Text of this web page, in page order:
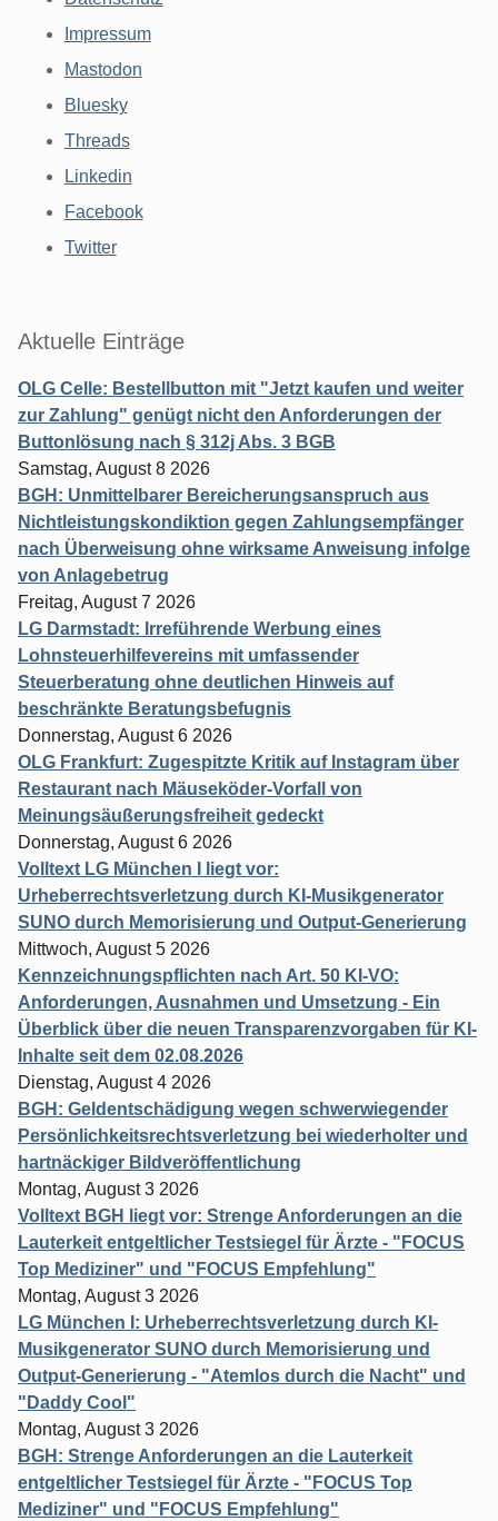
Impressum
Mastodon
Bluesky
Threads
Linkedin
Facebook
Twitter
Aktuelle Einträge
OLG Celle: Bestellbutton mit "Jetzt kaufen und weiter
zur Zahlung" genügt nicht den Anforderungen der
Buttonlösung nach § 312j Abs. 3 BGB
Samstag, August 8 2026
BGH: Unmittelbarer Bereicherungsanspruch aus
Nichtleistungskondiktion gegen Zahlungsempfänger
nach Überweisung ohne wirksame Anweisung infolge
von Anlagebetrug
Freitag, August 7 2026
LG Darmstadt: Irreführende Werbung eines
Lohnsteuerhilfevereins mit umfassender
Steuerberatung ohne deutlichen Hinweis auf
beschränkte Beratungsbefugnis
Donnerstag, August 6 2026
OLG Frankfurt: Zugespitzte Kritik auf Instagram über
Restaurant nach Mäuseköder-Vorfall von
Meinungsäußerungsfreiheit gedeckt
Donnerstag, August 6 2026
Volltext LG München I liegt vor:
Urheberrechtsverletzung durch KI-Musikgenerator
SUNO durch Memorisierung und Output-Generierung
Mittwoch, August 5 2026
Kennzeichnungspflichten nach Art. 50 KI-VO:
Anforderungen, Ausnahmen und Umsetzung - Ein
Überblick über die neuen Transparenzvorgaben für KI-
Inhalte seit dem 02.08.2026
Dienstag, August 4 2026
BGH: Geldentschädigung wegen schwerwiegender
Persönlichkeitsrechtsverletzung bei wiederholter und
hartnäckiger Bildveröffentlichung
Montag, August 3 2026
Volltext BGH liegt vor: Strenge Anforderungen an die
Lauterkeit entgeltlicher Testsiegel für Ärzte - "FOCUS
Top Mediziner" und "FOCUS Empfehlung"
Montag, August 3 2026
LG München I: Urheberrechtsverletzung durch KI-
Musikgenerator SUNO durch Memorisierung und
Output-Generierung - "Atemlos durch die Nacht" und
"Daddy Cool"
Montag, August 3 2026
BGH: Strenge Anforderungen an die Lauterkeit
entgeltlicher Testsiegel für Ärzte - "FOCUS Top
Mediziner" und "FOCUS Empfehlung"